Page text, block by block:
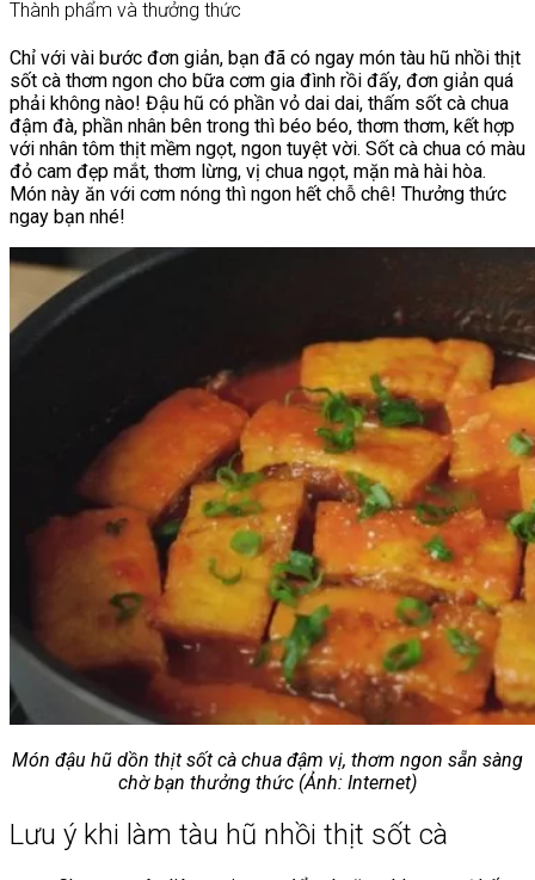
Thành phẩm và thưởng thức
Chỉ với vài bước đơn giản, bạn đã có ngay món tàu hũ nhồi thịt
sốt cà thơm ngon cho bữa cơm gia đình rồi đấy, đơn giản quá
phải không nào! Đậu hũ có phần vỏ dai dai, thấm sốt cà chua
đậm đà, phần nhân bên trong thì béo béo, thơm thơm, kết hợp
với nhân tôm thịt mềm ngọt, ngon tuyệt vời. Sốt cà chua có màu
đỏ cam đẹp mắt, thơm lừng, vị chua ngọt, mặn mà hài hòa.
Món này ăn với cơm nóng thì ngon hết chỗ chê! Thưởng thức
ngay bạn nhé!
Món đậu hũ dồn thịt sốt cà chua đậm vị, thơm ngon sẵn sàng
chờ bạn thưởng thức (Ảnh: Internet)
Lưu ý khi làm tàu hũ nhồi thịt sốt cà